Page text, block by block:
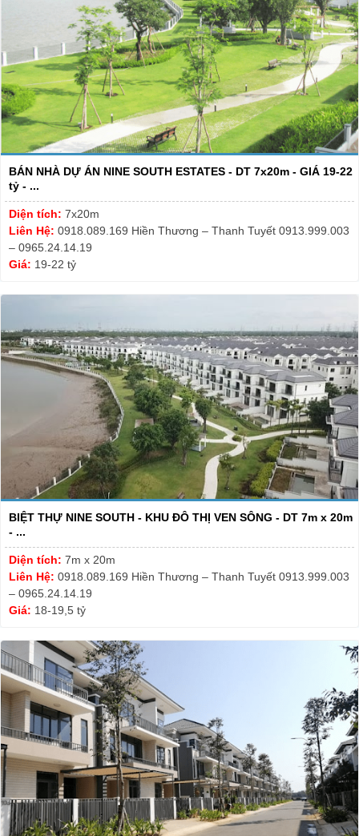
BÁN NHÀ DỰ ÁN NINE SOUTH ESTATES - DT 7x20m - GIÁ 19-22
tỷ - ...
Diện tích: 7x20m
Liên Hệ: 0918.089.169 Hiền Thương – Thanh Tuyết 0913.999.003
– 0965.24.14.19
Giá: 19-22 tỷ
BIỆT THỰ NINE SOUTH - KHU ĐÔ THỊ VEN SÔNG - DT 7m x 20m
- ...
Diện tích: 7m x 20m
Liên Hệ: 0918.089.169 Hiền Thương – Thanh Tuyết 0913.999.003
– 0965.24.14.19
Giá: 18-19,5 tỷ